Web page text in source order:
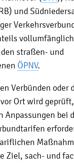
und
straßen- und
ÖPNV.
Verbünden oder
Ort wird
Anpassungen bei
Ziel, sach- und